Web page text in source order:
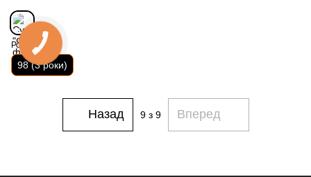
Розмір
98 (3 роки)
Назад 9з 9 Вперед